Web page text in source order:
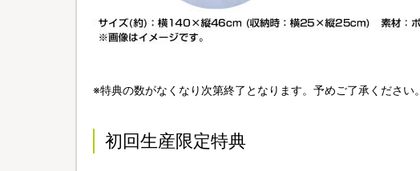
※特典の数がなくなり次第終了となります。予めご了承ください。
初回生産限定特典